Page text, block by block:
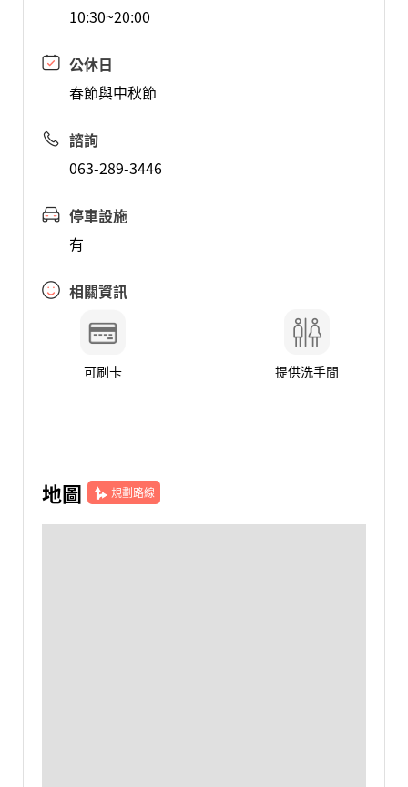
10:30~20:00
公休日
春節與中秋節
諮詢
063-289-3446
停車設施
有
相關資訊
可刷卡 提供洗手間
地圖 規劃路線